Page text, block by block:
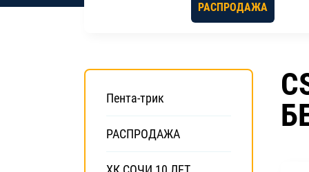
Спартак
ХК Сочи
Хайлайты
Фотобанк
РАСПРОДАЖА
Пента-трик
РАСПРОДАЖА